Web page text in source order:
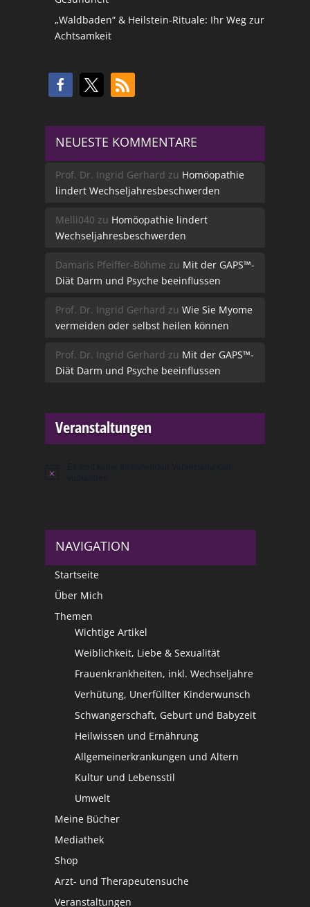
„Waldbaden“ & Heilstein-Rituale: Ihr Weg zur
Achtsamkeit
NEUESTE KOMMENTARE
Prof. Dr. Ingrid Gerhard zu Homöopathie
lindert Wechseljahresbeschwerden
Melli040 zu Homöopathie lindert
Wechseljahresbeschwerden
Damaris Pfeiffer-Böhme zu Mit der GAPS™-
Diät Darm und Psyche beeinflussen
Prof. Dr. Ingrid Gerhard zu Wie Sie Myome
vermeiden oder selbst heilen können
Prof. Dr. Ingrid Gerhard zu Mit der GAPS™-
Diät Darm und Psyche beeinflussen
Veranstaltungen
Hinweis
NAVIGATION
Startseite
Über Mich
Themen
Wichtige Artikel
Weiblichkeit, Liebe & Sexualität
Frauenkrankheiten, inkl. Wechseljahre
Verhütung, Unerfüllter Kinderwunsch
Schwangerschaft, Geburt und Babyzeit
Heilwissen und Ernährung
Allgemeinerkrankungen und Altern
Kultur und Lebensstil
Umwelt
Meine Bücher
Mediathek
Shop
Arzt- und Therapeutensuche
Veranstaltungen